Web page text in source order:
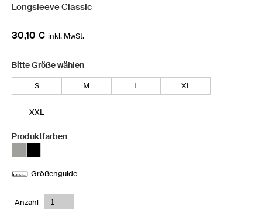
Longsleeve Classic
30,10 € inkl. MwSt.
Bitte Größe wählen
S M L XL
XXL
Produktfarben
Größenguide
Anzahl